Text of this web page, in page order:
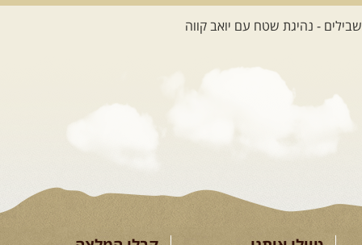
26.08-02.09.2026 - גאורגיה,
המגדלים של הקווקז
הקווקז הגבוה מחכה לכם: נתיבי שטח
מרהיבים, פסגות מושלגות, אירוח ...
[המשך]
בין רכס הקווקז הנמוך לגבוה, בין נהרות
שוצפים למעברי הרים ...